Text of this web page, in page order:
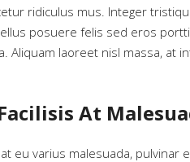
ridiculus mus. Integer
posuere felis sed eros
Aliquam laoreet nisl massa, at
At
eu varius malesuada, pulvinar